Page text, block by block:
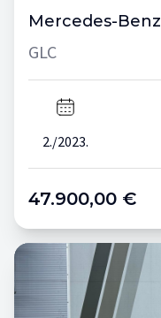
Mercedes-Benz
GLC
2./2023.
47.900,00 €